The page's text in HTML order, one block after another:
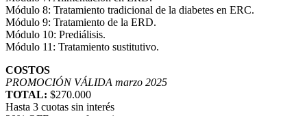
Módulo 8: Tratamiento tradicional de la diabetes en ERC.
Módulo 9: Tratamiento de la ERD.
Módulo 10: Prediálisis.
Módulo 11: Tratamiento sustitutivo.
COSTOS
PROMOCIÓN VÁLIDA marzo 2025
TOTAL: $270.000
Hasta 3 cuotas sin interés